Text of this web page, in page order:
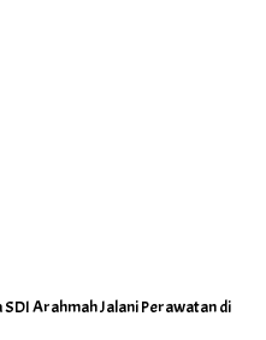
Arahmah Jalani Perawatan di